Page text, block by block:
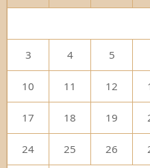
3 4 5
10 11 12
17 18 19
24 25 26